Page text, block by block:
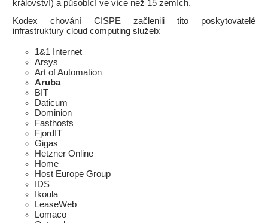
království) a působící ve více než 15 zemích.
Kodex chování CISPE začlenili tito poskytovatelé
infrastruktury cloud computing služeb:
1&1 Internet
Arsys
Art of Automation
Aruba
BIT
Daticum
Dominion
Fasthosts
FjordIT
Gigas
Hetzner Online
Home
Host Europe Group
IDS
Ikoula
LeaseWeb
Lomaco